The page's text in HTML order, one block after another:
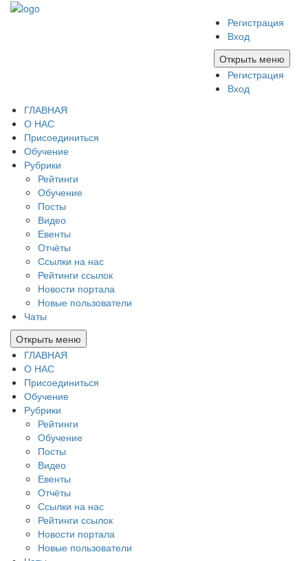
Регистрация
Вход
Открыть меню
Регистрация
Вход
ГЛАВНАЯ
О НАС
Присоединиться
Обучение
Рубрики
Рейтинги
Обучение
Посты
Видео
Евенты
Отчёты
Ссылки на нас
Рейтинги ссылок
Новости портала
Новые пользователи
Чаты
Открыть меню
ГЛАВНАЯ
О НАС
Присоединиться
Обучение
Рубрики
Рейтинги
Обучение
Посты
Видео
Евенты
Отчёты
Ссылки на нас
Рейтинги ссылок
Новости портала
Новые пользователи